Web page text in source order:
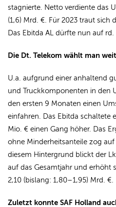
stagnierte. Netto verdiente das
(1,6) Mrd. €. Für 2023 traut sich
Das Ebitda AL dürfte nun auf rd.
Die Dt. Telekom wählt man
U.a. aufgrund einer anhaltend
und Truckkomponenten in den
den ersten 9 Monaten einen
einfahren. Das Ebitda schaltete
Mio. € einen Gang höher. Das
ohne Minderheitsanteile zog auf
diesem Hintergrund blickt der
auf das Gesamtjahr und erhöht
2,10 (bislang: 1,80–1,95) Mrd. €.
Zuletzt konnte SAF Holland